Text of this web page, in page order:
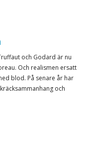
och Godard är nu
Och realismen ersatt
blod. På senare år har
och